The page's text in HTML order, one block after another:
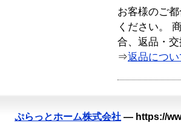
お客様のご
ください。
合、返品・
⇒返品につ
ぷらっとホーム株式会社 — https://